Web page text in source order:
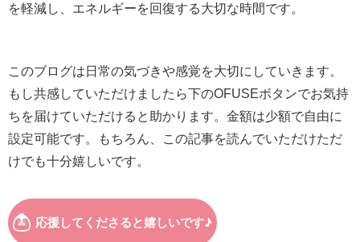
を軽減し、エネルギーを回復する大切な時間です。
このブログは日常の気づきや感覚を大切にしていきます。
もし共感していただけましたら下のOFUSEボタンでお気持
ちを届けていただけると助かります。金額は少額で自由に
設定可能です。もちろん、この記事を読んでいただけただ
けでも十分嬉しいです。